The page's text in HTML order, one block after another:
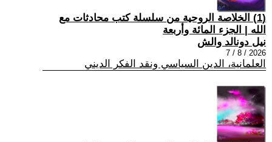
(1) الخلاصة الروحية من سلسلة كتب محادثات مع
الله | الجزء المائة وأربعة
نيل دونالد والش
2026 / 8 / 7
العلمانية، الدين السياسي ونقد الفكر الديني